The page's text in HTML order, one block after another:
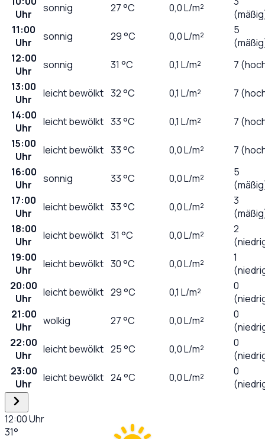
Uhr
sonnig 27°C 0,0L/m²
11:00
Uhr
sonnig 29°C 0,0L/m²
5
12:00
Uhr
sonnig 31 °C 0,1 L/m²
7
13:00
Uhr
leicht bewölkt 32°C 0,1 L/m²
7
14:00
Uhr
leicht bewölkt 33°C 0,1 L/m²
7
15:00
Uhr
leicht bewölkt 33°C 0,0L/m²
7
16:00
Uhr
sonnig 33°C 0,0L/m²
5
17:00
Uhr
leicht bewölkt 33°C 0,0L/m²
3
18:00
Uhr
leicht bewölkt 31 °C 0,0L/m²
2
19:00
Uhr
leicht bewölkt 30°C 0,0L/m²
1
20:00
Uhr
leicht bewölkt 29°C 0,1 L/m²
0
21:00
Uhr
wolkig 27°C 0,0L/m²
0
22:00
Uhr
leicht bewölkt 25°C 0,0L/m²
0
23:00
Uhr
leicht bewölkt 24°C 0,0L/m²
0
12:00Uhr
31°